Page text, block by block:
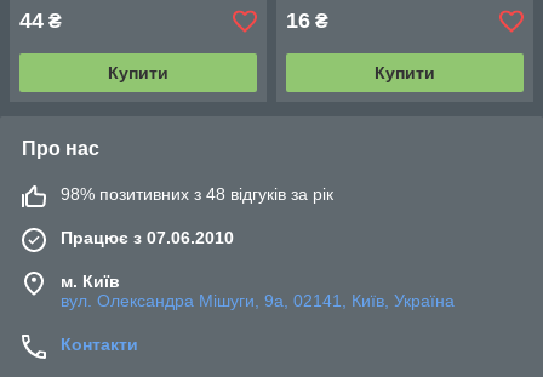
44 ₴
Купити
16 ₴
Купити
Про нас
98% позитивних з 48 відгуків за рік
Працює з 07.06.2010
м. Київ
вул. Олександра Мішуги, 9а, 02141, Київ, Україна
Контакти